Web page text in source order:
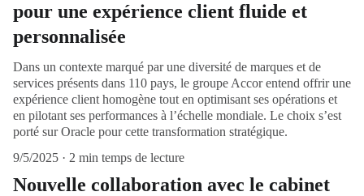
pour une expérience client fluide et
personnalisée
Dans un contexte marqué par une diversité de marques et de
services présents dans 110 pays, le groupe Accor entend offrir une
expérience client homogène tout en optimisant ses opérations et
en pilotant ses performances à l’échelle mondiale. Le choix s’est
porté sur Oracle pour cette transformation stratégique.
9/5/2025
2 min temps de lecture
Nouvelle collaboration avec le cabinet